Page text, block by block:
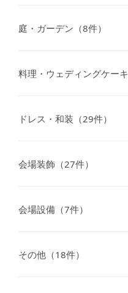
庭・ガーデン （8件）
料理・ウェディングケーキ
ドレス・和装 （29件）
会場装飾 （27件）
会場設備 （7件）
その他 （18件）